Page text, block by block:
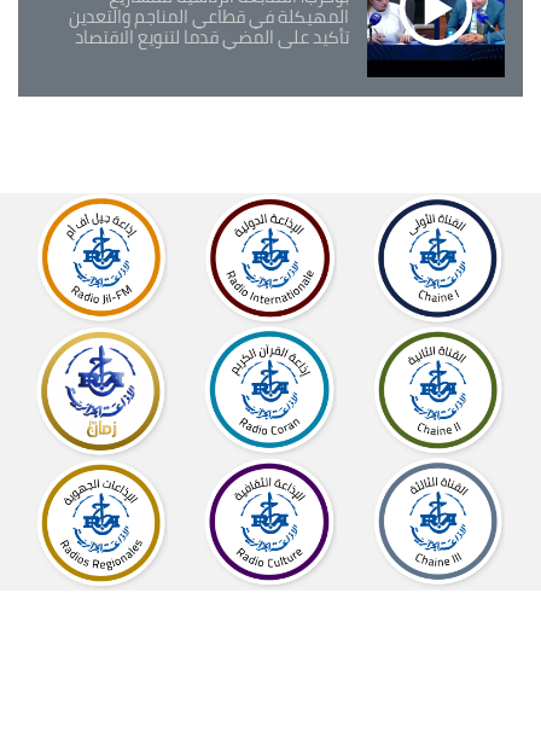
المهيكلة في قطاعي المناجم والتعدين
تأكيد على المضي قدما لتنويع الاقتصاد